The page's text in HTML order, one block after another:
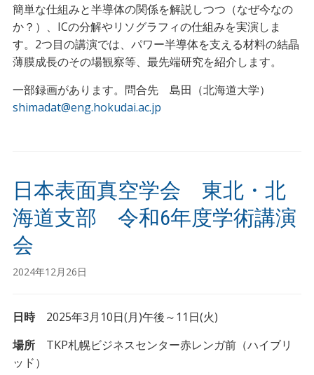
簡単な仕組みと半導体の関係を解説しつつ（なぜ今なの
か？）、ICの分解やリソグラフィの仕組みを実演しま
す。2つ目の講演では、パワー半導体を支える材料の結晶
薄膜成長のその場観察等、最先端研究を紹介します。
一部録画があります。問合先 島田（北海道大学）
shimadat@eng.hokudai.ac.jp
日本表面真空学会 東北・北
海道支部 令和6年度学術講演
会
2024年12月26日
日時2025年3月10日(月)午後～11日(火)
場所TKP札幌ビジネスセンター赤レンガ前（ハイブリ
ッド）